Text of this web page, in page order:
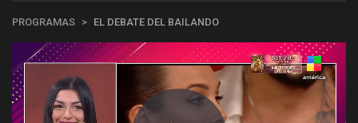
PROGRAMAS EL DEBATE DEL BAILANDO